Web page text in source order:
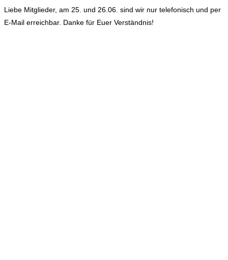
Liebe Mitglieder, am 25. und 26.06. sind wir nur telefonisch und per
E-Mail erreichbar. Danke für Euer Verständnis!